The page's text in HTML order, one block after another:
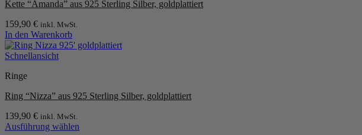
auf.
Optionen
können
auf
der
gewählt
werden
Kette “Amanda” aus 925 Sterling Silber, goldplattiert
159,90 € inkl. MwSt.
In den Warenkorb
Schnellansicht
Ringe
Ring “Nizza” aus 925 Sterling Silber, goldplattiert
139,90 € inkl. MwSt.
Ausführung wählen